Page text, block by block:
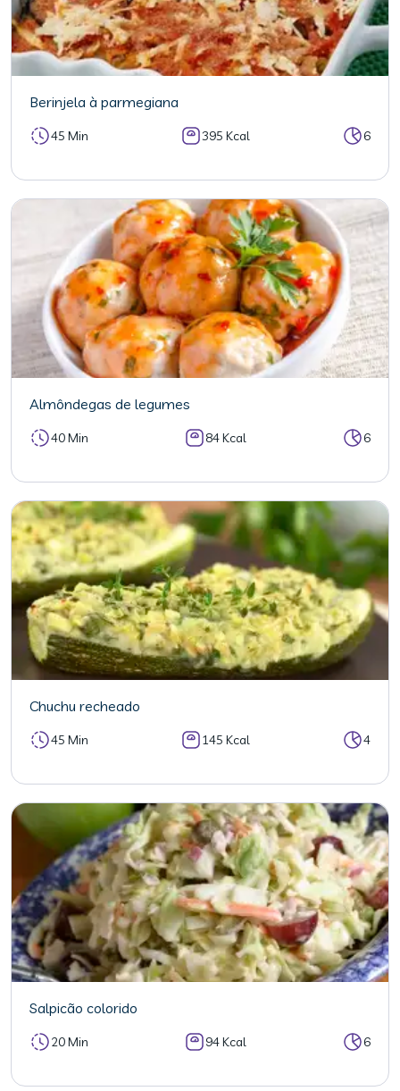
Berinjela à parmegiana
45 Min 395 Kcal 6
Almôndegas de legumes
40 Min 84 Kcal 6
Chuchu recheado
45 Min 145 Kcal 4
Salpicão colorido
20 Min 94 Kcal 6